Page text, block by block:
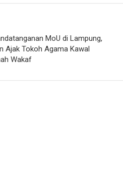
MoU di Lampung,
Ajak Tokoh Agama Kawal
Wakaf